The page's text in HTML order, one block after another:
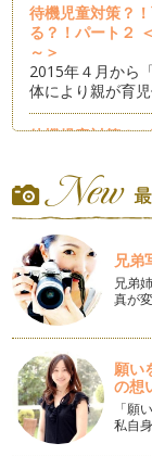
待機児童対策？
る？！パート２
～＞
2015年４月から
体により親が育
待機児童対策？
2015年４月から
体により親が育
保育園は教育を
私たちは、どう
は教育と思い込
保育園は教育を
2015年４月に「
育園は保育、幼
簡単！手作り！
離乳食がはじま
っていますか？ …
兄弟
兄弟
真が
願い
の想
「願
私自